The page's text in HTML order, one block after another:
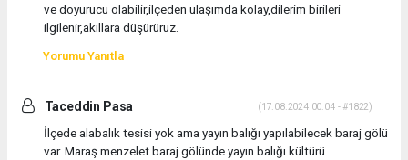
ve doyurucu olabilir,ilçeden ulaşımda kolay,dilerim birileri
ilgilenir,akıllara düşürüruz.
Yorumu Yanıtla
Taceddin Pasa (17.08.2024 00:04 - #1822)
İlçede alabalık tesisi yok ama yayın balığı yapılabilecek baraj gölü
var. Maraş menzelet baraj gölünde yayın balığı kültürü